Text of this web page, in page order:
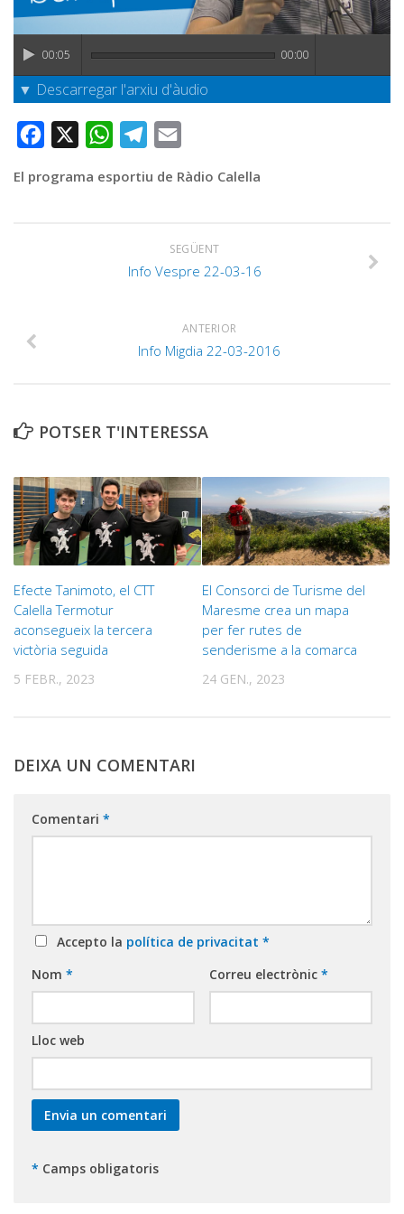
Publicitat
00:05 00:00
▼ Descarregar l'arxiu d'àudio
Facebook WhatsAppTelegram
El programa esportiu de Ràdio Calella
SEGÜENT
Info Vespre 22-03-16
ANTERIOR
Info Migdia 22-03-2016
POTSER T'INTERESSA
Efecte Tanimoto, el CTT
Calella Termotur
aconsegueix la tercera
victòria seguida
5 FEBR., 2023
El Consorci de Turisme del
Maresme crea un mapa
per fer rutes de
senderisme a la comarca
24 GEN., 2023
DEIXA UN COMENTARI
Comentari *
Accepto la política de privacitat *
Nom * Correu electrònic *
Lloc web
* Camps obligatoris